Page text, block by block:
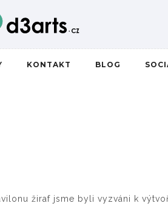
KONTAKT BLOG
žiraf jsme byli vyzváni k